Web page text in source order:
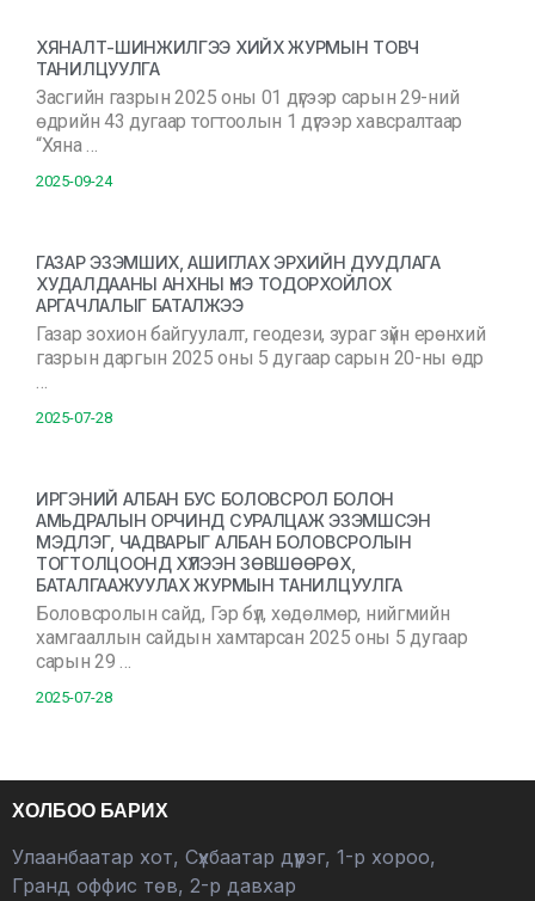
ХЯНАЛТ-ШИНЖИЛГЭЭ ХИЙХ ЖУРМЫН ТОВЧ
ТАНИЛЦУУЛГА
Засгийн газрын 2025 оны 01 дүгээр сарын 29-ний
өдрийн 43 дугаар тогтоолын 1 дүгээр хавсралтаар
“Хяна …
2025-09-24
ГАЗАР ЭЗЭМШИХ, АШИГЛАХ ЭРХИЙН ДУУДЛАГА
ХУДАЛДААНЫ АНХНЫ ҮНЭ ТОДОРХОЙЛОХ
АРГАЧЛАЛЫГ БАТАЛЖЭЭ
Газар зохион байгуулалт, геодези, зураг зүйн ерөнхий
газрын даргын 2025 оны 5 дугаар сарын 20-ны өдр
…
2025-07-28
ИРГЭНИЙ АЛБАН БУС БОЛОВСРОЛ БОЛОН
АМЬДРАЛЫН ОРЧИНД СУРАЛЦАЖ ЭЗЭМШСЭН
МЭДЛЭГ, ЧАДВАРЫГ АЛБАН БОЛОВСРОЛЫН
ТОГТОЛЦООНД ХҮЛЭЭН ЗӨВШӨӨРӨХ,
БАТАЛГААЖУУЛАХ ЖУРМЫН ТАНИЛЦУУЛГА
Боловсролын сайд, Гэр бүл, хөдөлмөр, нийгмийн
хамгааллын сайдын хамтарсан 2025 оны 5 дугаар
сарын 29 …
2025-07-28
ХОЛБОО БАРИХ
Улаанбаатар хот, Сүхбаатар дүүрэг, 1-р хороо,
Гранд оффис төв, 2-р давхар